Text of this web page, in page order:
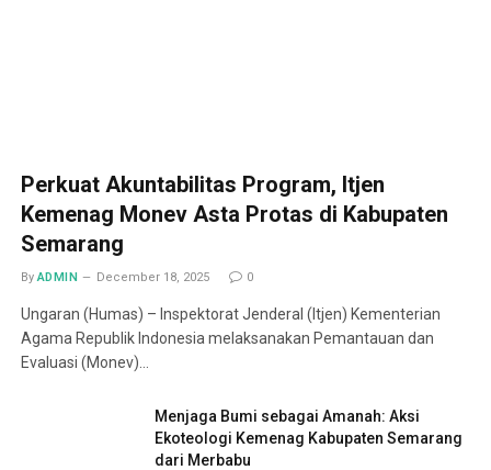
Perkuat Akuntabilitas Program, Itjen
Kemenag Monev Asta Protas di Kabupaten
Semarang
By ADMIN December 18, 2025 0
Ungaran (Humas) – Inspektorat Jenderal (Itjen) Kementerian
Agama Republik Indonesia melaksanakan Pemantauan dan
Evaluasi (Monev)…
Menjaga Bumi sebagai Amanah: Aksi
Ekoteologi Kemenag Kabupaten Semarang
dari Merbabu